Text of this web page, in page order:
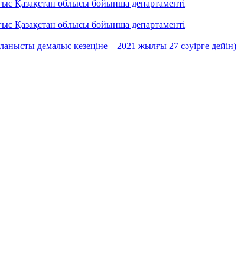
Қазақстан облысы бойынша департаменті
Қазақстан облысы бойынша департаменті
демалыс кезеңіне – 2021 жылғы 27 сәуірге дейін)